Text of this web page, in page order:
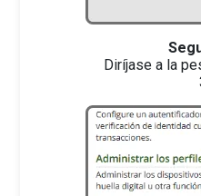
Diríjase a la